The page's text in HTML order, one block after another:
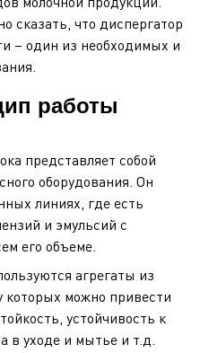
молочной продукции.
сказать, что диспергатор
– один из необходимых и
работы
представляет собой
оборудования. Он
линиях, где есть
и эмульсий с
его объеме.
агрегаты из
можно привести
устойчивость к
в уходе и мытье и т.д.